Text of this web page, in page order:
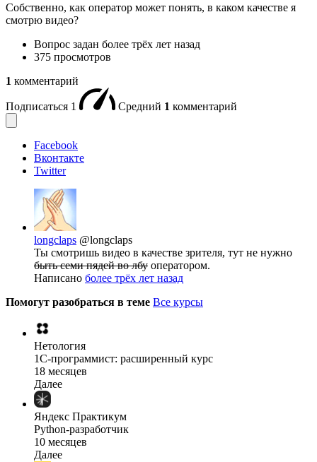
Собственно, как оператор может понять, в каком качестве я
смотрю видео?
Вопрос задан более трёх лет назад
375 просмотров
1 комментарий
Подписаться 1 Средний 1 комментарий
Facebook
Вконтакте
Twitter
longclaps @longclaps
Ты смотришь видео в качестве зрителя, тут не нужно
быть семи пядей во лбу оператором.
Написано более трёх лет назад
Помогут разобраться в теме Все курсы
Нетология
1C-программист: расширенный курс
18 месяцев
Далее
Яндекс Практикум
Python-разработчик
10 месяцев
Далее